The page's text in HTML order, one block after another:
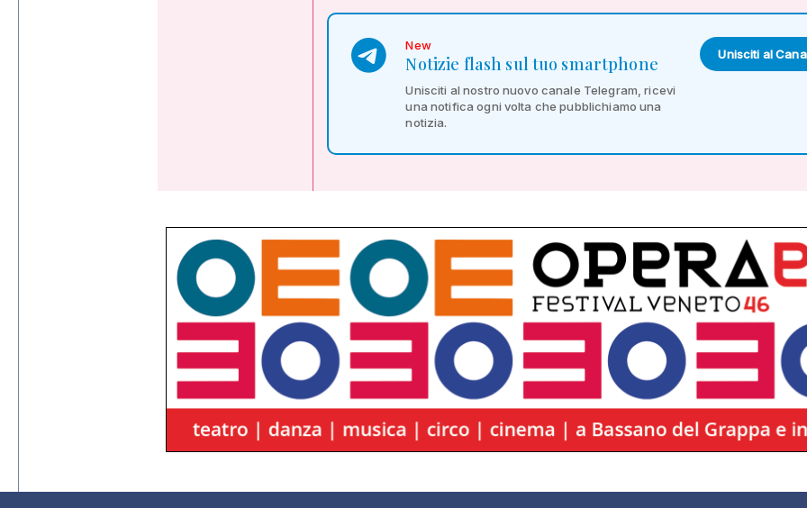
New
Notizie flash sul tuo smartphone
Unisciti al nostro nuovo canale Telegram, ricevi
una notifica ogni volta che pubblichiamo una
notizia.
Unisciti al